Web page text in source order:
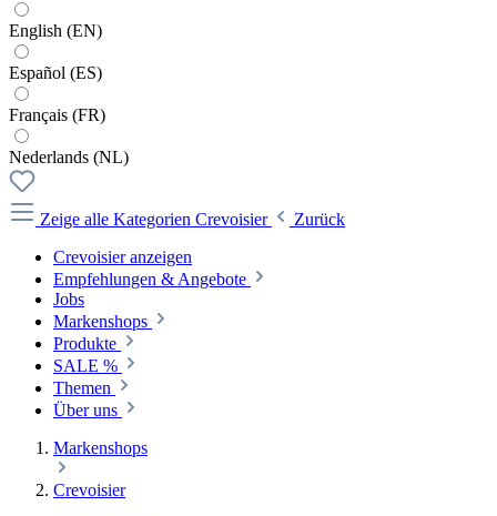
English (EN)
Español (ES)
Français (FR)
Nederlands (NL)
Zeige alle Kategorien Crevoisier
Zurück
Crevoisier anzeigen
Empfehlungen & Angebote
Jobs
Markenshops
Produkte
SALE %
Themen
Über uns
Markenshops
Crevoisier